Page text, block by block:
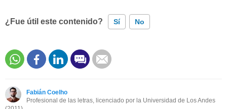
¿Fue útil este contenido? Sí No
Este contenido contiene información incorrecta
OtroFabián Coelho
Profesional de las letras, licenciado por la Universidad de Los Andes